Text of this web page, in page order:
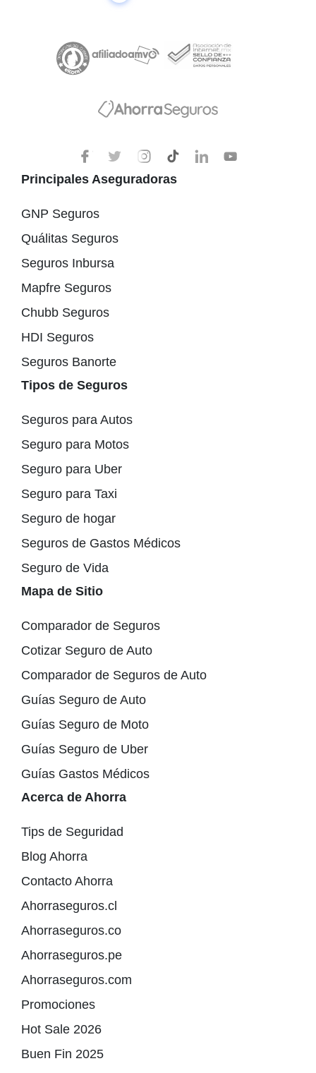
Principales Aseguradoras
GNP Seguros
Quálitas Seguros
Seguros Inbursa
Mapfre Seguros
Chubb Seguros
HDI Seguros
Seguros Banorte
Tipos de Seguros
Seguros para Autos
Seguro para Motos
Seguro para Uber
Seguro para Taxi
Seguro de hogar
Seguros de Gastos Médicos
Seguro de Vida
Mapa de Sitio
Comparador de Seguros
Cotizar Seguro de Auto
Comparador de Seguros de Auto
Guías Seguro de Auto
Guías Seguro de Moto
Guías Seguro de Uber
Guías Gastos Médicos
Acerca de Ahorra
Tips de Seguridad
Blog Ahorra
Contacto Ahorra
Ahorraseguros.cl
Ahorraseguros.co
Ahorraseguros.pe
Ahorraseguros.com
Promociones
Hot Sale 2026
Buen Fin 2025